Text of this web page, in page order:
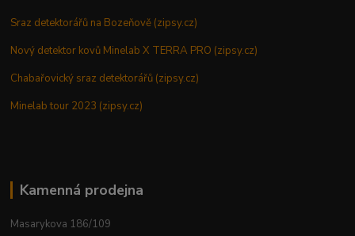
Sraz detektorářů na Bozeňově (zipsy.cz)
Nový detektor kovů Minelab X TERRA PRO (zipsy.cz)
Chabařovický sraz detektorářů (zipsy.cz)
Minelab tour 2023 (zipsy.cz)
Kamenná prodejna
Masarykova 186/109